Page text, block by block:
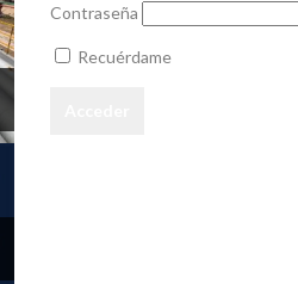
Contraseña
Recuérdame